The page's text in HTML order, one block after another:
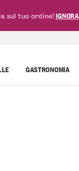
GASTRONOMIA
sul tuo ordine!IGNORA